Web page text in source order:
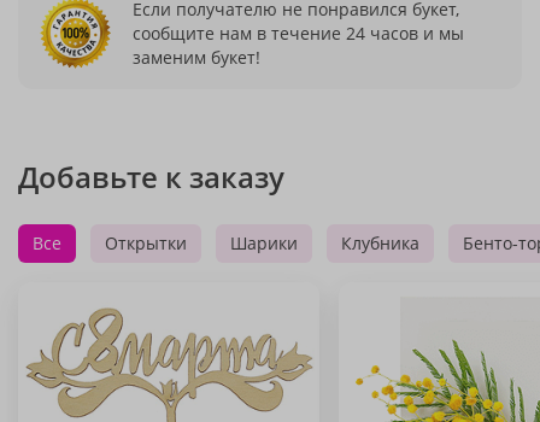
Если получателю не понравился букет,
сообщите нам в течение 24 часов и мы
заменим букет!
Добавьте к заказу
Все Открытки Шарики Клубника Бенто-